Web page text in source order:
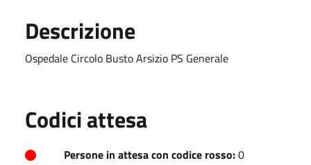
Descrizione
Ospedale Circolo Busto Arsizio PS Generale
Codici attesa
Persone in attesa con codice rosso:0